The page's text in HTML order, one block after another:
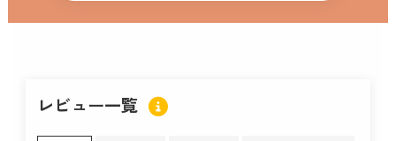
レビュー一覧